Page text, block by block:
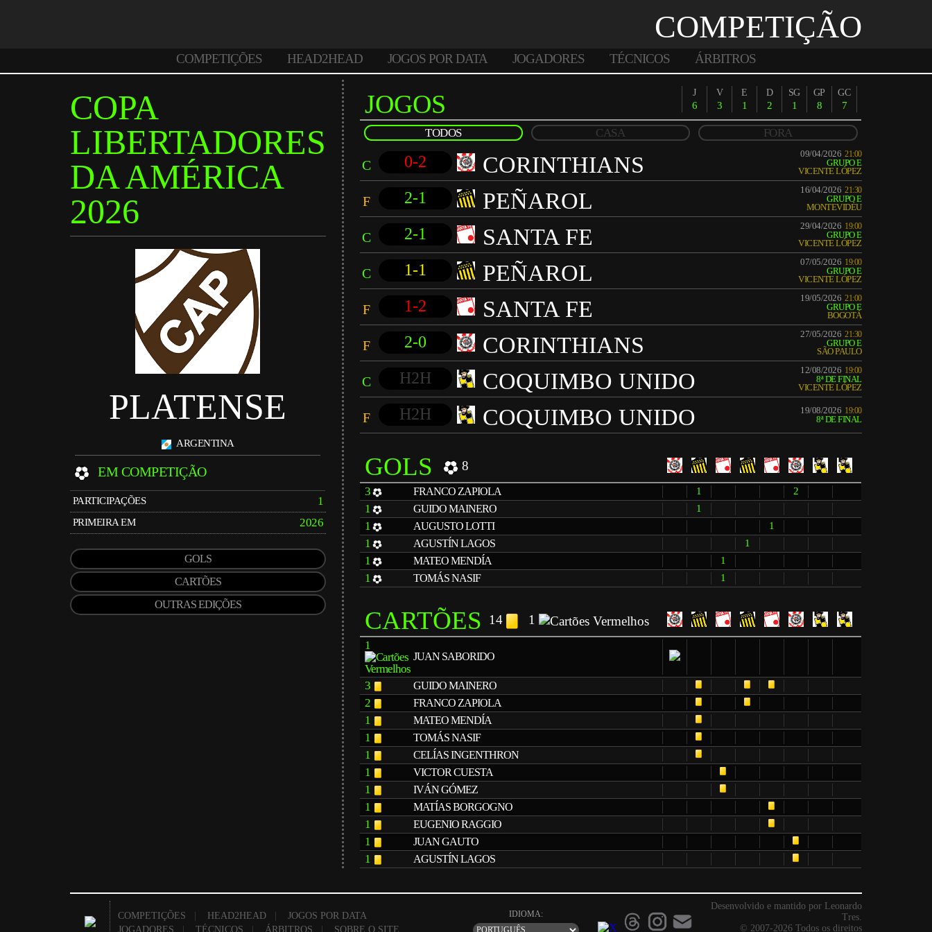
COMPETIÇÃO
COMPETIÇÕES HEAD2HEAD JOGOS POR DATA JOGADORES TÉCNICOS ÁRBITROS
COPA
LIBERTADORES
DA AMÉRICA
2026
PLATENSE
ARGENTINA
EM COMPETIÇÃO
PARTICIPAÇÕES 1
PRIMEIRA EM 2026
GOLS
CARTÕES
OUTRAS EDIÇÕES
JOGOS J
6
V
3
E
1
D
2
SG
1
GP
8
GC
7
TODOS CASA FORA
C 0-2 CORINTHIANS 09/04/202621:00
GRUPO E
VICENTE LÓPEZ
F 2-1 PEÑAROL 16/04/202621:30
GRUPO E
MONTEVIDÉU
C 2-1 SANTA FE 29/04/2026 19:00
GRUPO E
VICENTE LÓPEZ
C 1-1 PEÑAROL 07/05/2026 19:00
GRUPO E
VICENTE LÓPEZ
F 1-2 SANTA FE 19/05/202621:00
GRUPO E
BOGOTÁ
F 2-0 CORINTHIANS 27/05/202621:30
GRUPO E
SÃO PAULO
C H2H COQUIMBO UNIDO 12/08/2026 19:00
8ª DE FINAL
VICENTE LÓPEZ
F H2H COQUIMBO UNIDO 19/08/2026 19:00
8ª DE FINAL
GOLS 8
3 FRANCO ZAPIOLA 1 2
1 GUIDO MAINERO 1
1 AUGUSTO LOTTI 1
1 AGUSTÍN LAGOS 1
1 MATEO MENDÍA 1
1 TOMÁS NASIF 1
CARTÕES 14 1
1
JUAN SABORIDO
3 GUIDO MAINERO
2 FRANCO ZAPIOLA
1 MATEO MENDÍA
1 TOMÁS NASIF
1 CELÍAS INGENTHRON
1 VICTOR CUESTA
1 IVÁN GÓMEZ
1 MATÍAS BORGOGNO
1 EUGENIO RAGGIO
1 JUAN GAUTO
1 AGUSTÍN LAGOS
COMPETIÇÕES HEAD2HEAD |JOGOS POR DATA
JOGADORES |TÉCNICOS ÁRBITROS SOBRE O SITE
IDIOMA:
Desenvolvido e mantido por Leonardo
Tres.
© 2007-2026 Todos os direitos